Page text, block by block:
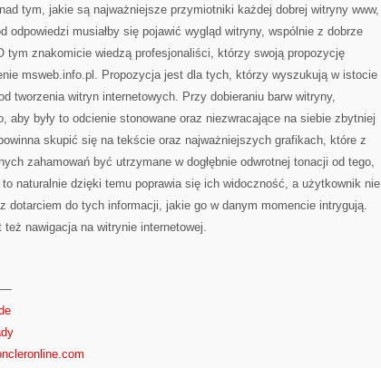
tym, jakie są najważniejsze przymiotniki każdej dobrej witryny www,
odpowiedzi musiałby się pojawić wygląd witryny, wspólnie z dobrze
tym znakomicie wiedzą profesjonaliści, którzy swoją propozycję
msweb.info.pl. Propozycja jest dla tych, którzy wyszukują w istocie
tworzenia witryn internetowych. Przy dobieraniu barw witryny,
aby były to odcienie stonowane oraz niezwracające na siebie zbytniej
skupić się na tekście oraz najważniejszych grafikach, które z
zahamowań być utrzymane w dogłębnie odwrotnej tonacji od tego,
naturalnie dzięki temu poprawia się ich widoczność, a użytkownik nie
dotarciem do tych informacji, jakie go w danym momencie intrygują.
też nawigacja na witrynie internetowej.